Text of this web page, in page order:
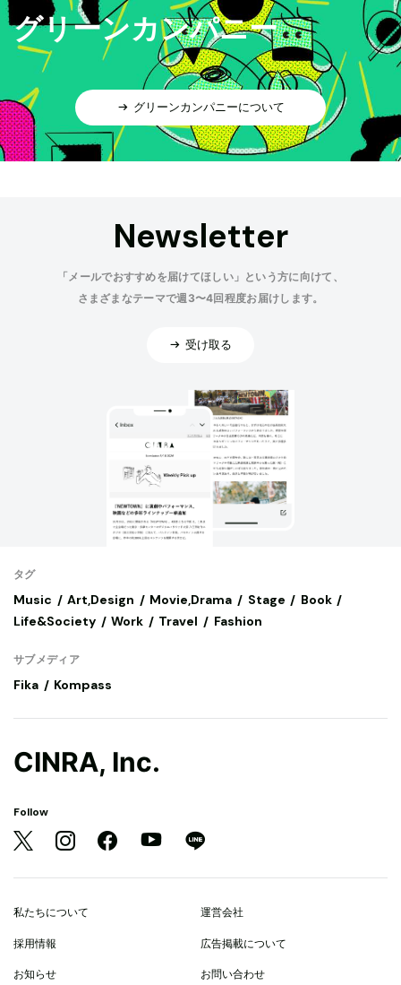
グリーンカンパニー
グリーンカンパニーについて
Newsletter
「メールでおすすめを届けてほしい」という方に向けて、
さまざまなテーマで週3〜4回程度お届けします。
受け取る
タグ
Music Art,Design Movie,Drama Stage
Book
Life&Society
Work Travel Fashion
サブメディア
Fika Kompass
CINRA, Inc.
Follow
私たちについて 運営会社
採用情報 広告掲載について
お知らせ お問い合わせ